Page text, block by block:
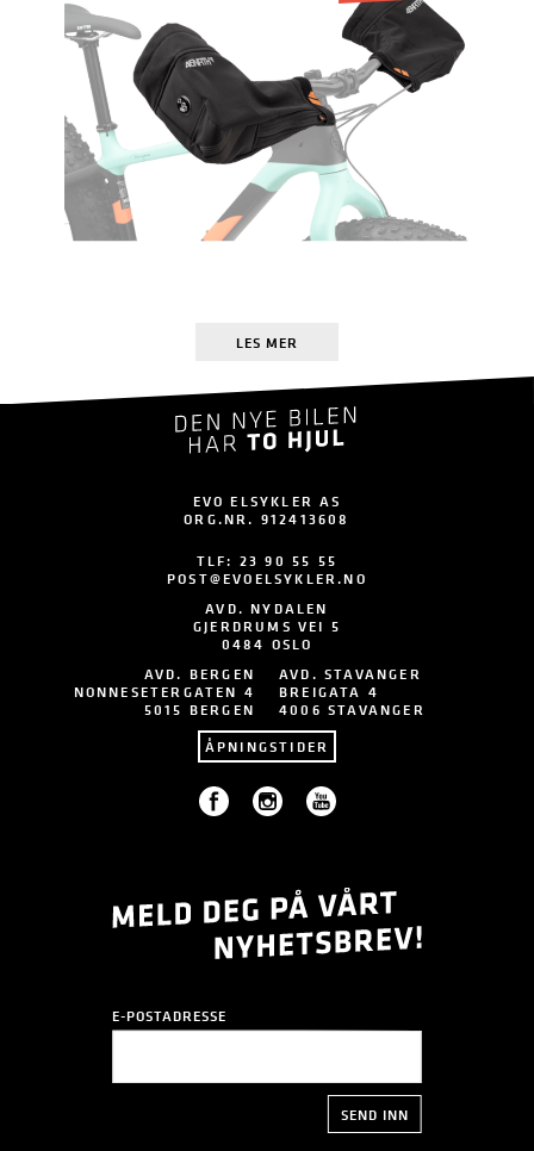
LES MER
EVO ELSYKLER AS
ORG.NR. 912413608
TLF: 23 90 55 55
POST@EVOELSYKLER.NO
AVD. NYDALEN
GJERDRUMS VEI 5
0484 OSLO
AVD. BERGEN
NONNESETERGATEN 4
5015 BERGEN
AVD. STAVANGER
BREIGATA 4
4006 STAVANGER
ÅPNINGSTIDER
E-POSTADRESSE